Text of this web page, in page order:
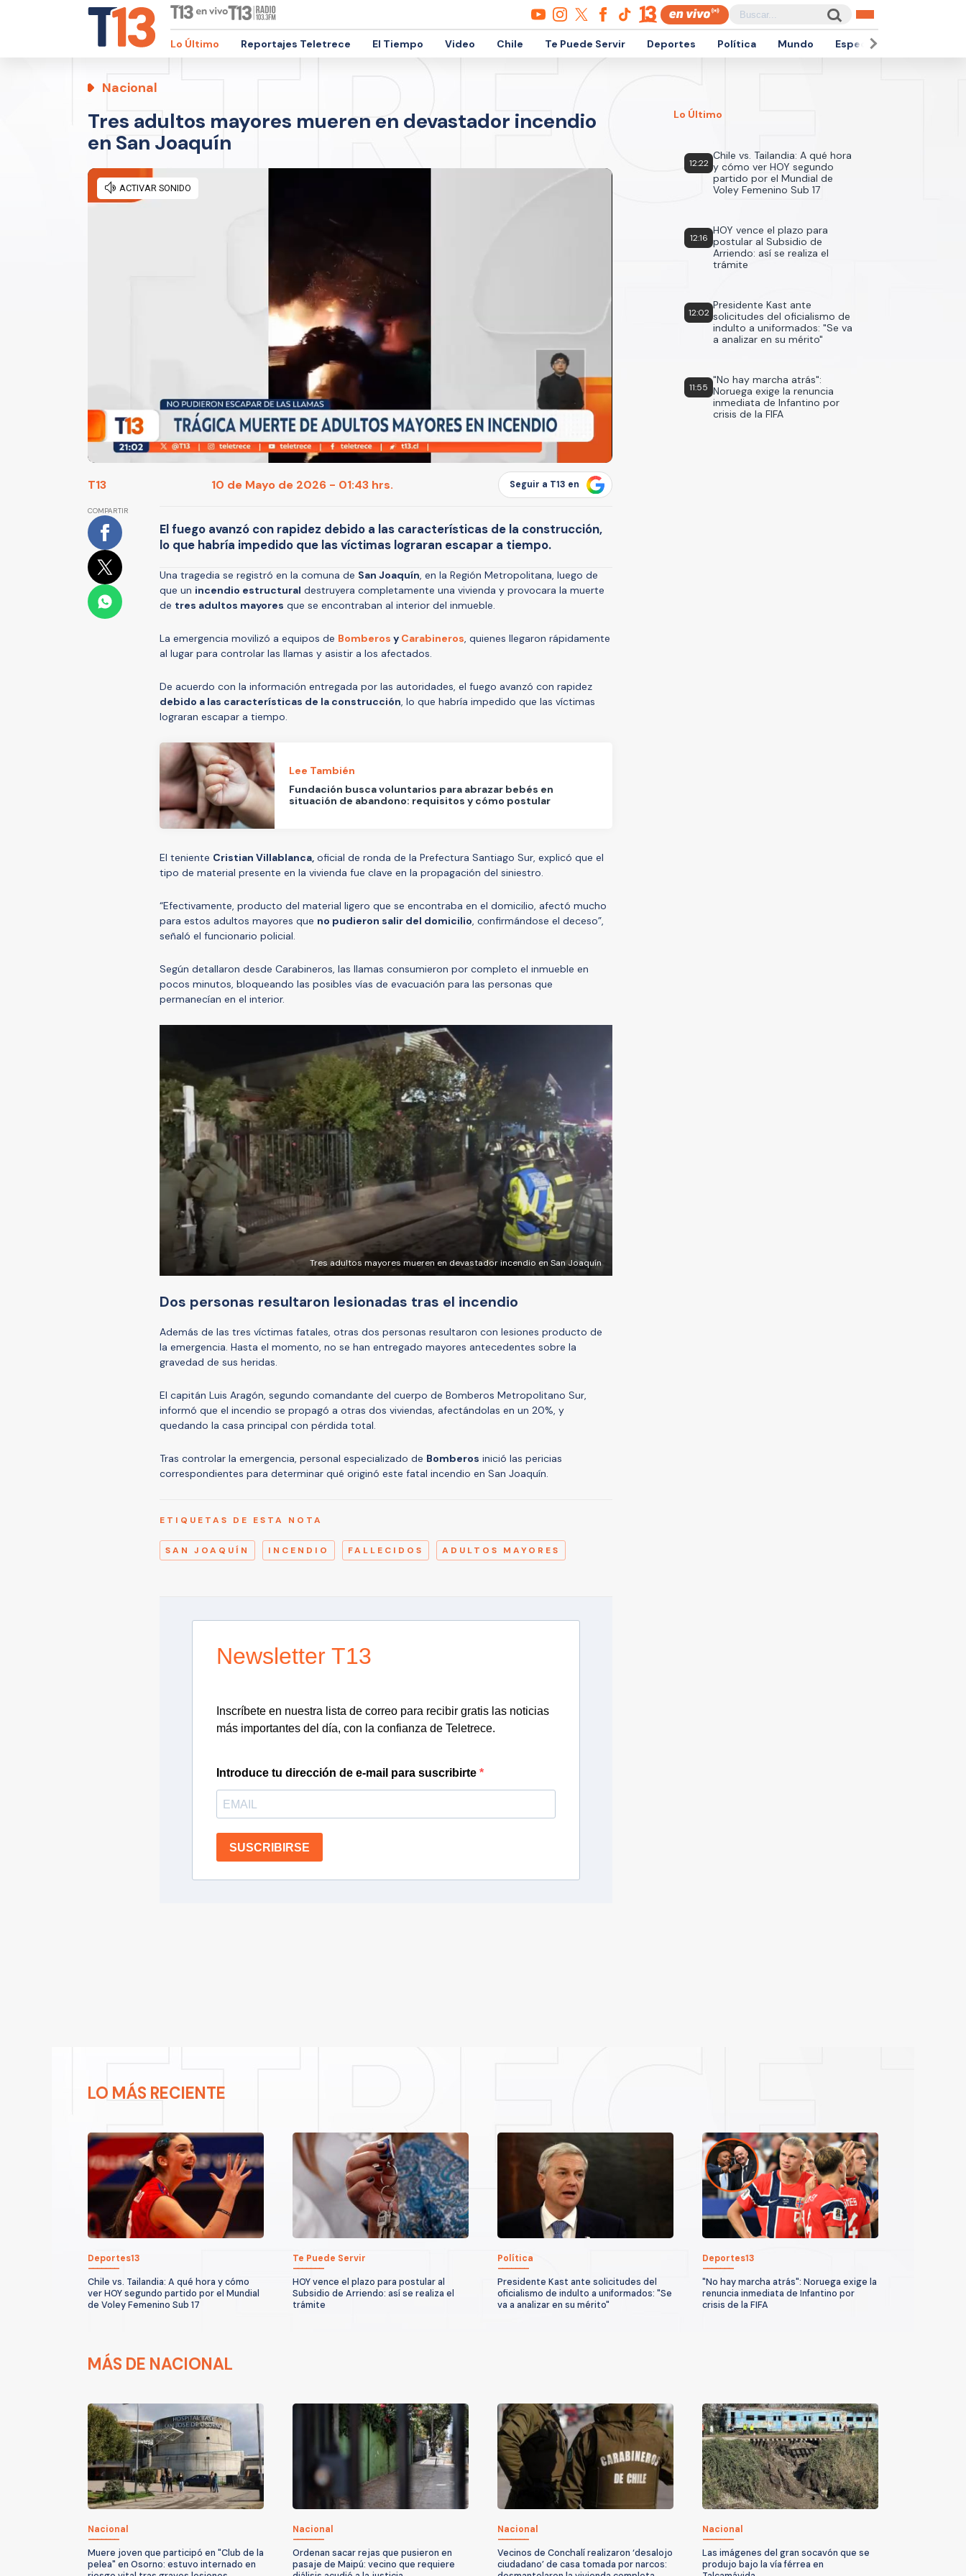
Lo Último Reportajes Teletrece El Tiempo Video Chile Te Puede Servir Deportes Política Mundo Espectáculos
Nacional
Tres adultos mayores mueren en devastador incendio
en San Joaquín
T13 10 de Mayo de 2026 - 01:43 hrs. Seguir a T13 en
COMPARTIR
El fuego avanzó con rapidez debido a las características de la construcción,
lo que habría impedido que las víctimas lograran escapar a tiempo.
Una tragedia se registró en la comuna de San Joaquín, en la Región Metropolitana, luego de
que un incendio estructural destruyera completamente una vivienda y provocara la muerte
de tres adultos mayores que se encontraban al interior del inmueble.
La emergencia movilizó a equipos de Bomberos y Carabineros, quienes llegaron rápidamente
al lugar para controlar las llamas y asistir a los afectados.
De acuerdo con la información entregada por las autoridades, el fuego avanzó con rapidez
debido a las características de la construcción, lo que habría impedido que las víctimas
lograran escapar a tiempo.
Lee También
Fundación busca voluntarios para abrazar bebés en
situación de abandono: requisitos y cómo postular
El teniente Cristian Villablanca, oficial de ronda de la Prefectura Santiago Sur, explicó que el
tipo de material presente en la vivienda fue clave en la propagación del siniestro.
“Efectivamente, producto del material ligero que se encontraba en el domicilio, afectó mucho
para estos adultos mayores que no pudieron salir del domicilio, confirmándose el deceso”,
señaló el funcionario policial.
Según detallaron desde Carabineros, las llamas consumieron por completo el inmueble en
pocos minutos, bloqueando las posibles vías de evacuación para las personas que
permanecían en el interior.
Tres adultos mayores mueren en devastador incendio en San Joaquín
Dos personas resultaron lesionadas tras el incendio
Además de las tres víctimas fatales, otras dos personas resultaron con lesiones producto de
la emergencia. Hasta el momento, no se han entregado mayores antecedentes sobre la
gravedad de sus heridas.
El capitán Luis Aragón, segundo comandante del cuerpo de Bomberos Metropolitano Sur,
informó que el incendio se propagó a otras dos viviendas, afectándolas en un 20%, y
quedando la casa principal con pérdida total.
Tras controlar la emergencia, personal especializado de Bomberos inició las pericias
correspondientes para determinar qué originó este fatal incendio en San Joaquín.
ETIQUETAS DE ESTA NOTA
SAN JOAQUÍN INCENDIO FALLECIDOS ADULTOS MAYORES
Newsletter T13
Inscríbete en nuestra lista de correo para recibir gratis las noticias
más importantes del día, con la confianza de Teletrece.
Introduce tu dirección de e-mail para suscribirte
SUSCRIBIRSE
Lo Último
12:22
Chile vs. Tailandia: A qué hora
y cómo ver HOY segundo
partido por el Mundial de
Voley Femenino Sub 17
12:16
HOY vence el plazo para
postular al Subsidio de
Arriendo: así se realiza el
trámite
12:02
Presidente Kast ante
solicitudes del oficialismo de
indulto a uniformados: "Se va
a analizar en su mérito"
11:55
"No hay marcha atrás":
Noruega exige la renuncia
inmediata de Infantino por
crisis de la FIFA
LO MÁS RECIENTE
Deportes13
Chile vs. Tailandia: A qué hora y cómo
ver HOY segundo partido por el Mundial
de Voley Femenino Sub 17
Te Puede Servir
HOY vence el plazo para postular al
Subsidio de Arriendo: así se realiza el
trámite
Política
Presidente Kast ante solicitudes del
oficialismo de indulto a uniformados: "Se
va a analizar en su mérito"
Deportes13
"No hay marcha atrás": Noruega exige la
renuncia inmediata de Infantino por
crisis de la FIFA
MÁS DE NACIONAL
Nacional
Muere joven que participó en "Club de la
pelea" en Osorno: estuvo internado en
Nacional
Ordenan sacar rejas que pusieron en
pasaje de Maipú: vecino que requiere
Nacional
Vecinos de Conchalí realizaron ‘desalojo
ciudadano’ de casa tomada por narcos:
Nacional
Las imágenes del gran socavón que se
produjo bajo la vía férrea en